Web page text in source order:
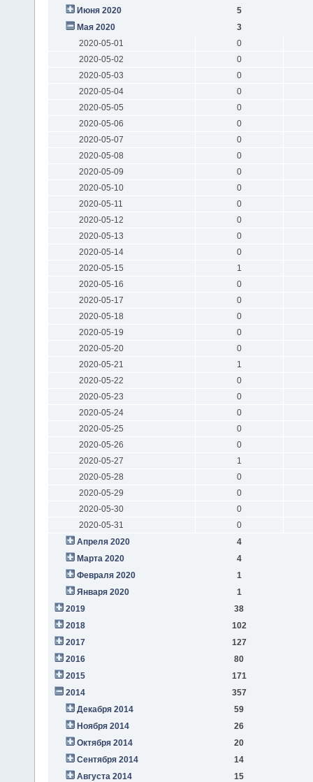
Июня 2020
5
Мая 2020
3
2020-05-01
0
2020-05-02
0
2020-05-03
0
2020-05-04
0
2020-05-05
0
2020-05-06
0
2020-05-07
0
2020-05-08
0
2020-05-09
0
2020-05-10
0
2020-05-11
0
2020-05-12
0
2020-05-13
0
2020-05-14
0
2020-05-15
1
2020-05-16
0
2020-05-17
0
2020-05-18
0
2020-05-19
0
2020-05-20
0
2020-05-21
1
2020-05-22
0
2020-05-23
0
2020-05-24
0
2020-05-25
0
2020-05-26
0
2020-05-27
1
2020-05-28
0
2020-05-29
0
2020-05-30
0
2020-05-31
0
Апреля 2020
4
Марта 2020
4
Февраля 2020
1
Января 2020
1
2019
38
2018
102
2017
127
2016
80
2015
171
2014
357
Декабря 2014
59
Ноября 2014
26
Октября 2014
20
Сентября 2014
14
Августа 2014
15